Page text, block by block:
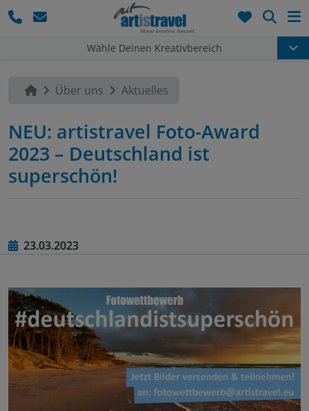
Wähle Deinen Kreativbereich
Über uns Aktuelles
NEU: artistravel Foto-Award
2023 – Deutschland ist
superschön!
23.03.2023